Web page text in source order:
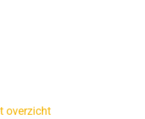
overzicht